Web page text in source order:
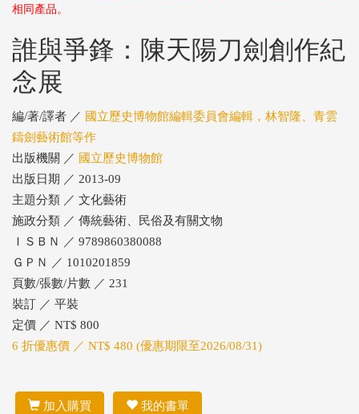
相同產品。
誰與爭鋒：陳天陽刀劍創作紀
念展
編/著/譯者 ／ 國立歷史博物館編輯委員會編輯，林智隆、青雲
鑄劍藝術館等作
出版機關 ／ 國立歷史博物館
出版日期 ／ 2013-09
主題分類 ／ 文化藝術
施政分類 ／ 傳統藝術、民俗及有關文物
ＩＳＢＮ ／ 9789860380088
ＧＰＮ ／ 1010201859
頁數/張數/片數 ／ 231
裝訂 ／ 平裝
定價 ／ NT$ 800
6 折優惠價 ／ NT$ 480 (優惠期限至2026/08/31)
加入購買 我的書單